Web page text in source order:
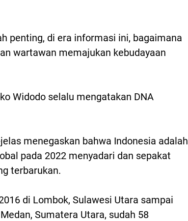
penting, di era informasi ini, bagaimana
wartawan memajukan kebudayaan
Widodo selalu mengatakan DNA
menegaskan bahwa Indonesia adalah
pada 2022 menyadari dan sepakat
terbarukan.
di Lombok, Sulawesi Utara sampai
Sumatera Utara, sudah 58